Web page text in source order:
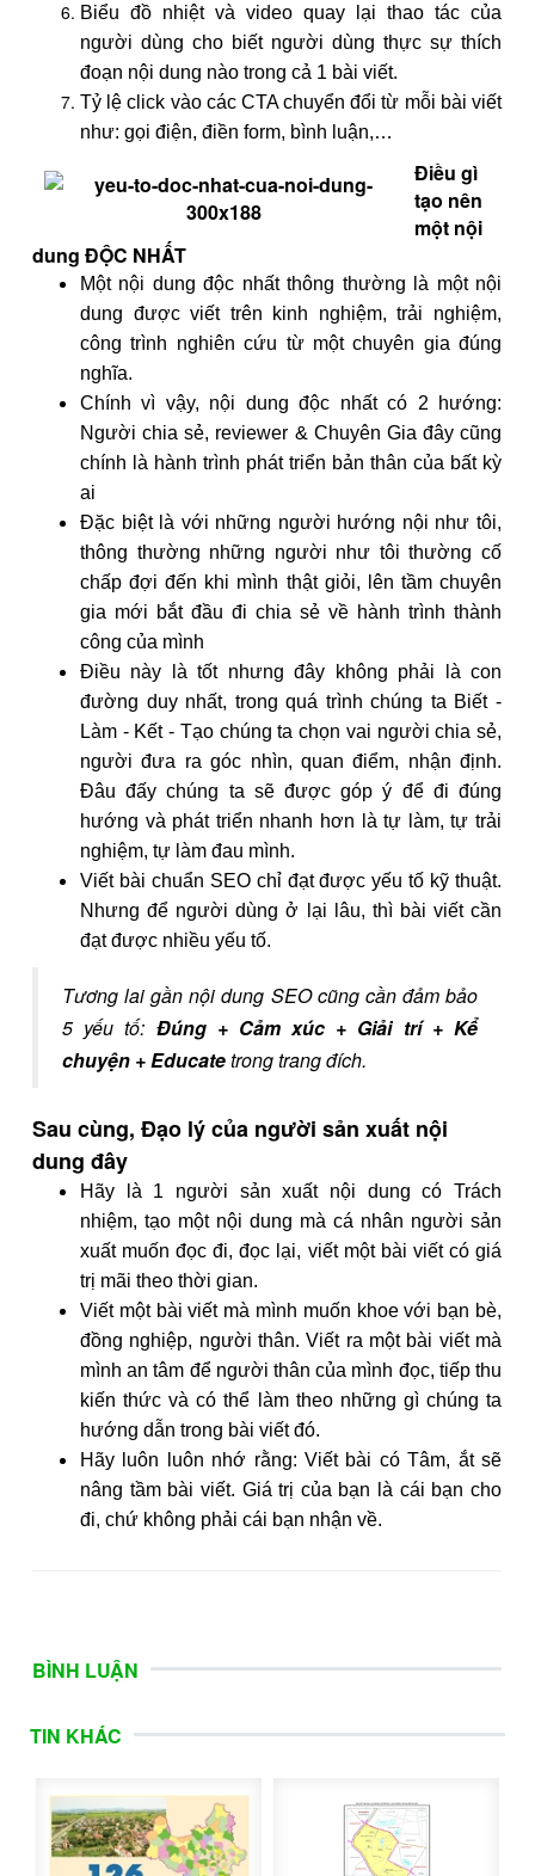
Biểu đồ nhiệt và video quay lại thao tác của
người dùng cho biết người dùng thực sự thích
đoạn nội dung nào trong cả 1 bài viết.
Tỷ lệ click vào các CTA chuyển đổi từ mỗi bài viết
như: gọi điện, điền form, bình luận,…
Điều gì
tạo nên
một nội
dung ĐỘC NHẤT
Một nội dung độc nhất thông thường là một nội
dung được viết trên kinh nghiệm, trải nghiệm,
công trình nghiên cứu từ một chuyên gia đúng
nghĩa.
Chính vì vậy, nội dung độc nhất có 2 hướng:
Người chia sẻ, reviewer & Chuyên Gia đây cũng
chính là hành trình phát triển bản thân của bất kỳ
ai
Đặc biệt là với những người hướng nội như tôi,
thông thường những người như tôi thường cố
chấp đợi đến khi mình thật giỏi, lên tầm chuyên
gia mới bắt đầu đi chia sẻ về hành trình thành
công của mình
Điều này là tốt nhưng đây không phải là con
đường duy nhất, trong quá trình chúng ta Biết -
Làm - Kết - Tạo chúng ta chọn vai người chia sẻ,
người đưa ra góc nhìn, quan điểm, nhận định.
Đâu đấy chúng ta sẽ được góp ý để đi đúng
hướng và phát triển nhanh hơn là tự làm, tự trải
nghiệm, tự làm đau mình.
Viết bài chuẩn SEO chỉ đạt được yếu tố kỹ thuật.
Nhưng để người dùng ở lại lâu, thì bài viết cần
đạt được nhiều yếu tố.
Tương lai gần nội dung SEO cũng cần đảm bảo
5 yếu tố: Đúng + Cảm xúc + Giải trí + Kể
chuyện + Educatetrong trang đích.
Sau cùng, Đạo lý của người sản xuất nội
dung đây
Hãy là 1 người sản xuất nội dung có Trách
nhiệm, tạo một nội dung mà cá nhân người sản
xuất muốn đọc đi, đọc lại, viết một bài viết có giá
trị mãi theo thời gian.
Viết một bài viết mà mình muốn khoe với bạn bè,
đồng nghiệp, người thân. Viết ra một bài viết mà
mình an tâm để người thân của mình đọc, tiếp thu
kiến thức và có thể làm theo những gì chúng ta
hướng dẫn trong bài viết đó.
Hãy luôn luôn nhớ rằng: Viết bài có Tâm, ắt sẽ
nâng tầm bài viết. Giá trị của bạn là cái bạn cho
đi, chứ không phải cái bạn nhận về.
BÌNH LUẬN
TIN KHÁC